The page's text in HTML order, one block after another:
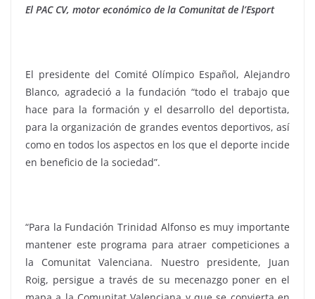
El PAC CV, motor económico de la Comunitat de l’Esport
El presidente del Comité Olímpico Español, Alejandro
Blanco, agradeció a la fundación “todo el trabajo que
hace para la formación y el desarrollo del deportista,
para la organización de grandes eventos deportivos, así
como en todos los aspectos en los que el deporte incide
en beneficio de la sociedad”.
“Para la Fundación Trinidad Alfonso es muy importante
mantener este programa para atraer competiciones a
la Comunitat Valenciana. Nuestro presidente, Juan
Roig, persigue a través de su mecenazgo poner en el